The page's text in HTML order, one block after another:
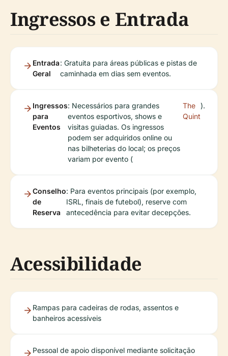
Ingressos e Entrada
Entrada
Geral
: Gratuita para áreas públicas e pistas de
caminhada em dias sem eventos.
Ingressos
para
Eventos
: Necessários para grandes
eventos esportivos, shows e
visitas guiadas. Os ingressos
podem ser adquiridos online ou
nas bilheterias do local; os preços
variam por evento (
The
Quint
).
Conselho
de
Reserva
: Para eventos principais (por exemplo,
ISRL, finais de futebol), reserve com
antecedência para evitar decepções.
Acessibilidade
Rampas para cadeiras de rodas, assentos e
banheiros acessíveis
Pessoal de apoio disponível mediante solicitação